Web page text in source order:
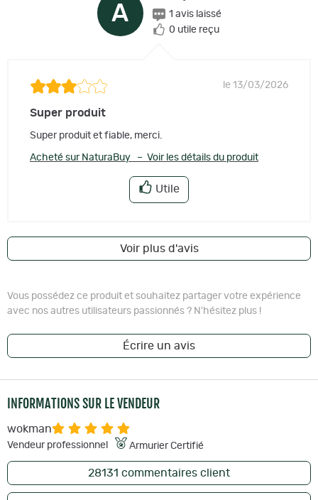
A
1 avis laissé
0 utile reçu
le 13/03/2026
Super produit
Super produit et fiable, merci.
Acheté sur NaturaBuy – Voir les détails du produit
Utile
Voir plus d'avis
Vous possédez ce produit et souhaitez partager votre expérience
avec nos autres utilisateurs passionnés ? N'hésitez plus !
Écrire un avis
INFORMATIONS SUR LE VENDEUR
wokman
Vendeur professionnel Armurier Certifié
28131 commentaires client